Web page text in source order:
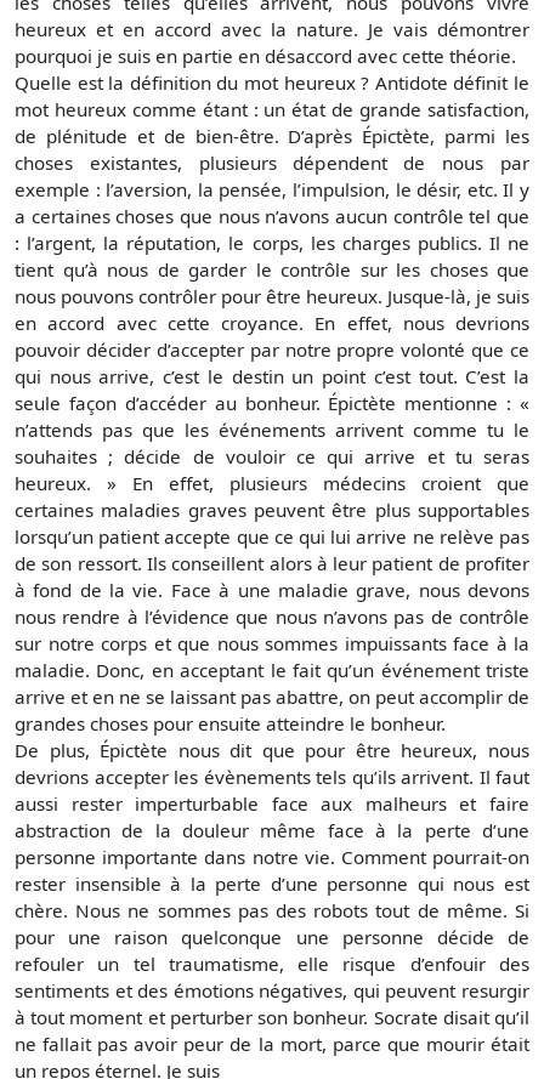
heureux et en accord avec la nature. Je vais démontrer
pourquoi je suis en partie en désaccord avec cette théorie.
Quelle est la définition du mot heureux ? Antidote définit le
mot heureux comme étant : un état de grande satisfaction,
de plénitude et de bien-être. D’après Épictète, parmi les
choses existantes, plusieurs dépendent de nous par
exemple : l’aversion, la pensée, l’impulsion, le désir, etc. Il y
a certaines choses que nous n’avons aucun contrôle tel que
: l’argent, la réputation, le corps, les charges publics. Il ne
tient qu’à nous de garder le contrôle sur les choses que
nous pouvons contrôler pour être heureux. Jusque-là, je suis
en accord avec cette croyance. En effet, nous devrions
pouvoir décider d’accepter par notre propre volonté que ce
qui nous arrive, c’est le destin un point c’est tout. C’est la
seule façon d’accéder au bonheur. Épictète mentionne : «
n’attends pas que les événements arrivent comme tu le
souhaites ; décide de vouloir ce qui arrive et tu seras
heureux. » En effet, plusieurs médecins croient que
certaines maladies graves peuvent être plus supportables
lorsqu’un patient accepte que ce qui lui arrive ne relève pas
de son ressort. Ils conseillent alors à leur patient de profiter
à fond de la vie. Face à une maladie grave, nous devons
nous rendre à l’évidence que nous n’avons pas de contrôle
sur notre corps et que nous sommes impuissants face à la
maladie. Donc, en acceptant le fait qu’un événement triste
arrive et en ne se laissant pas abattre, on peut accomplir de
grandes choses pour ensuite atteindre le bonheur.
De plus, Épictète nous dit que pour être heureux, nous
devrions accepter les évènements tels qu’ils arrivent. Il faut
aussi rester imperturbable face aux malheurs et faire
abstraction de la douleur même face à la perte d’une
personne importante dans notre vie. Comment pourrait-on
rester insensible à la perte d’une personne qui nous est
chère. Nous ne sommes pas des robots tout de même. Si
pour une raison quelconque une personne décide de
refouler un tel traumatisme, elle risque d’enfouir des
sentiments et des émotions négatives, qui peuvent resurgir
à tout moment et perturber son bonheur. Socrate disait qu’il
ne fallait pas avoir peur de la mort, parce que mourir était
un repos éternel. Je suis